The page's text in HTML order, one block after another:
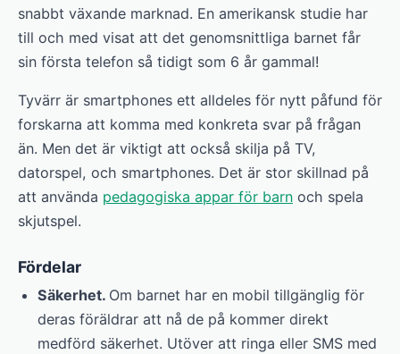
snabbt växande marknad. En amerikansk studie har
till och med visat att det genomsnittliga barnet får
sin första telefon så tidigt som 6 år gammal!
Tyvärr är smartphones ett alldeles för nytt påfund för
forskarna att komma med konkreta svar på frågan
än. Men det är viktigt att också skilja på TV,
datorspel, och smartphones. Det är stor skillnad på
att använda pedagogiska appar för barn och spela
skjutspel.
Fördelar
Säkerhet. Om barnet har en mobil tillgänglig för
deras föräldrar att nå de på kommer direkt
medförd säkerhet. Utöver att ringa eller SMS med